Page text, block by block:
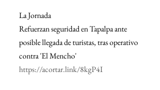
La Jornada
Refuerzan seguridad en Tapalpa ante
posible llegada de turistas, tras operativo
contra 'El Mencho'
https://acortar.link/8kgP4I